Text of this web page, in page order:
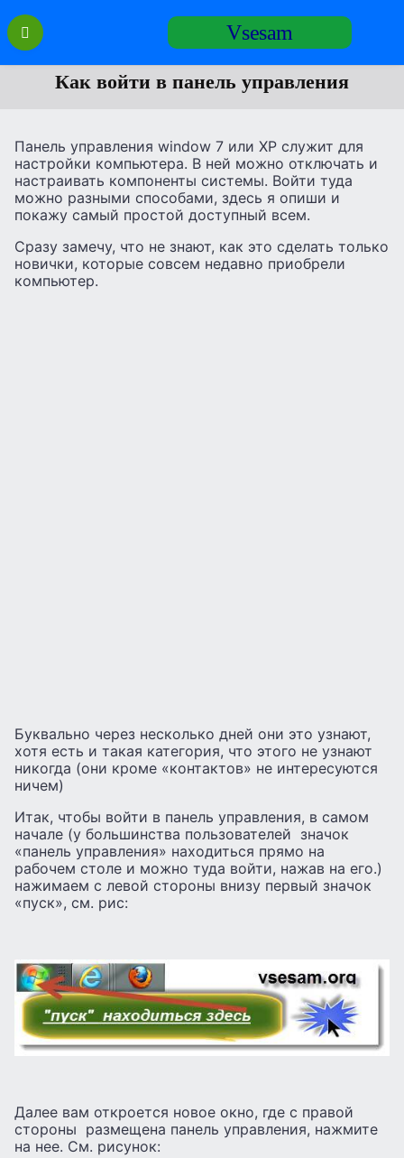
Перейти
содержанию
Vsesam
Как войти в панель управления
Панель управления window 7 или XP служит для
настройки компьютера. В ней можно отключать и
настраивать компоненты системы. Войти туда
можно разными способами, здесь я опиши и
покажу самый простой доступный всем.
Сразу замечу, что не знают, как это сделать только
новички, которые совсем недавно приобрели
компьютер.
Буквально через несколько дней они это узнают,
хотя есть и такая категория, что этого не узнают
никогда (они кроме «контактов» не интересуются
ничем)
Итак, чтобы войти в панель управления, в самом
начале (у большинства пользователей значок
«панель управления» находиться прямо на
рабочем столе и можно туда войти, нажав на его.)
нажимаем с левой стороны внизу первый значок
«пуск», см. рис:
Далее вам откроется новое окно, где с правой
стороны размещена панель управления, нажмите
на нее. См. рисунок: